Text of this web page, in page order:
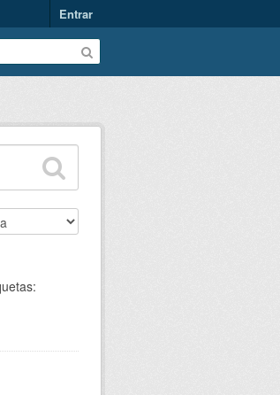
Entrar